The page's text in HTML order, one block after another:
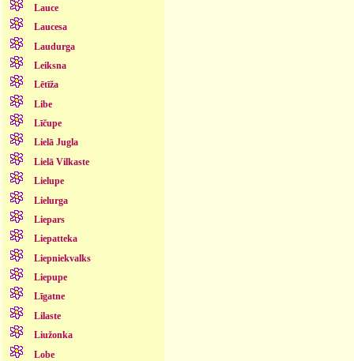
Lauce
Laucesa
Laudurga
Leiksna
Lētīža
Libe
Līčupe
Lielā Jugla
Lielā Vilkaste
Lielupe
Lielurga
Liepars
Liepatteka
Liepniekvalks
Liepupe
Līgatne
Lilaste
Liužonka
Lobe